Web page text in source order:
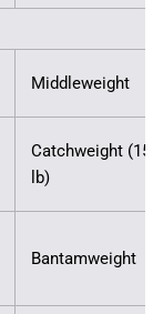
Middleweight
Catchweight (153
lb)
Bantamweight